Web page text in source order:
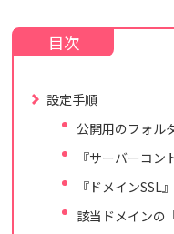
設定手順
公開用のフォル
『サーバーコ
『ドメインSSL
該当ドメインの